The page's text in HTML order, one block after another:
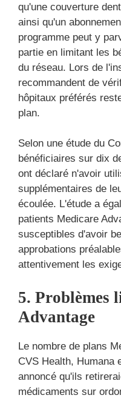
qu'une couverture
ainsi qu'un
programme peut y
partie en limitant les
du réseau. Lors de
recommandent de
hôpitaux préférés
plan.
Selon une étude du
bénéficiaires sur dix
ont déclaré n'avoir
supplémentaires de
écoulée. L'étude a
patients Medicare
susceptibles d'avoir
approbations
attentivement les
5. Problèmes
Advantage
Le nombre de plans
CVS Health, Humana
annoncé qu'ils
médicaments sur